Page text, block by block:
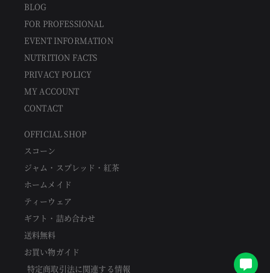
BLOG
FOR PROFESSIONAL
EVENT INFORMATION
NUTRITION FACTS
PRIVACY POLICY
MY ACCOUNT
CONTACT
OFFICIAL SHOP
スコーン
ジャム・スプレッド・紅茶
ホームメイド
ティーウェア
ギフト・詰め合わせ
送料無料
お買い物ガイド
特定商取引法に関連する情報